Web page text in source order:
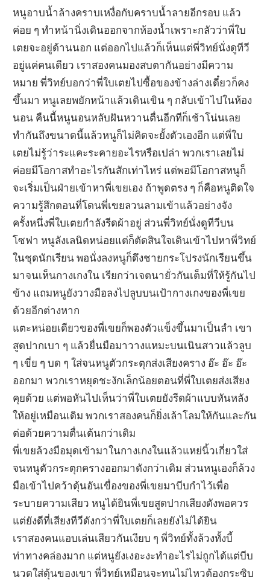
หนูอาบน้ำล้างคราบเหงื่อกับคราบน้ำลายอีกรอบ แล้ว
ค่อย ๆ ทำหน้านิ่งเดินออกจากห้องน้ำเพราะกลัวว่าพี่ใบ
เตยจะอยู่ด้านนอก แต่ออกไปแล้วก็เห็นแต่พี่วิทย์นั่งดูทีวี
อยู่แค่คนเดียว เราสองคนมองสบตากันอย่างมีความ
หมาย พี่วิทย์บอกว่าพี่ใบเตยไปซื้อของข้างล่างเดี๋ยวก็คง
ขึ้นมา หนูเลยพยักหน้าแล้วเดินเขิน ๆ กลับเข้าไปในห้อง
นอน คืนนี้หนูนอนหลับฝันหวานตื่นอีกทีก็เช้าโน่นเลย
ทำกันถึงขนาดนี้แล้วหนูก็ไม่คิดจะยั้งตัวเองอีก แต่พี่ใบ
เตยไม่รู้ว่าระแคะระคายอะไรหรือเปล่า พวกเราเลยไม่
ค่อยมีโอกาสทำอะไรกันสักเท่าไหร่ แต่พอมีโอกาสหนูก็
จะเริ่มเป็นฝ่ายเข้าหาพี่เขยเอง ถ้าพูดตรง ๆ ก็คือหนูติดใจ
ความรู้สึกตอนที่โดนพี่เขยลวนลามเข้าแล้วอย่างจัง
ครั้งหนึ่งพี่ใบเตยกำลังรีดผ้าอยู่ ส่วนพี่วิทย์นั่งดูทีวีบน
โซฟา หนูลังเลนิดหน่อยแต่ก็ตัดสินใจเดินเข้าไปหาพี่วิทย์
ในชุดนักเรียน พอนั่งลงหนูก็ดึงชายกระโปรงนักเรียนขึ้น
มาจนเห็นกางเกงใน เรียกว่าเจตนายั่วกันเต็มที่ให้รู้กันไป
ข้าง แถมหนูยังวางมือลงไปลูบบนเป้ากางเกงของพี่เขย
ด้วยอีกต่างหาก
แตะหน่อยเดียวของพี่เขยก็พองตัวแข็งขึ้นมาเป็นลำ เขา
สูดปากเบา ๆ แล้วยื่นมือมาวางแหมะบนเนินสาวแล้วลูบ
ๆ เขี่ย ๆ บด ๆ ใส่จนหนูตัวกระตุกส่งเสียงคราง อ๊ะ อ๊ะ อ๊ะ
ออกมา พวกเราหยุดชะงักเล็กน้อยตอนที่พี่ใบเตยส่งเสียง
คุยด้วย แต่พอหันไปเห็นว่าพี่ใบเตยยังรีดผ้าแบบหันหลัง
ให้อยู่เหมือนเดิม พวกเราสองคนก็ยิ่งเล้าโลมให้กันและกัน
ต่อด้วยความตื่นเต้นกว่าเดิม
พี่เขยล้วงมือมุดเข้ามาในกางเกงในแล้วแหย่นิ้วเกี่ยวใส่
จนหนูตัวกระตุกครางออกมาดังกว่าเดิม ส่วนหนูเองก็ล้วง
มือเข้าไปคว้าดุ้นอันเขื่องของพี่เขยมาบีบกำไว้เพื่อ
ระบายความเสียว หนูได้ยินพี่เขยสูดปากเสียงดังพอควร
แต่ยังดีที่เสียงทีวีดังกว่าพี่ใบเตยก็เลยยังไม่ได้ยิน
เราสองคนแอบเล่นเสียวกันเงียบ ๆ พี่วิทย์ทั้งล้วงทั้งบี้
ท่าทางคล่องมาก แต่หนูยังเงอะงะทำอะไรไม่ถูกได้แต่บีบ
นวดใส่ดุ้นของเขา พี่วิทย์เหมือนจะทนไม่ไหวต้องกระซิบ